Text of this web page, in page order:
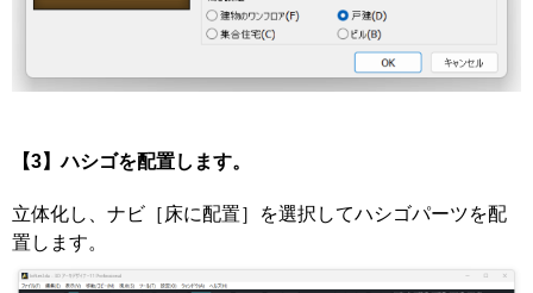
【3】ハシゴを配置します。
立体化し、ナビ［床に配置］を選択してハシゴパーツを配
置します。